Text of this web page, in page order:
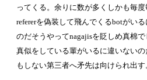
ってくる。余りに数が多くしかも毎
refererを偽装して飛んでくるbotがい
のだそうやってnagajisを貶しめ真棉
真似をしている輩がいるに違いない
もしない第三者へ矛先は向けられ出す